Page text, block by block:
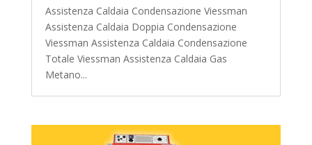
Assistenza Caldaia Condensazione Viessman
Assistenza Caldaia Doppia Condensazione
Viessman Assistenza Caldaia Condensazione
Totale Viessman Assistenza Caldaia Gas
Metano...